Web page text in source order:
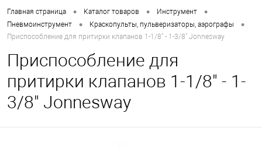
Главная страница • Каталог товаров • Инструмент •
Пневмоинструмент • Краскопульты, пульверизаторы, аэрографы •
Приспособление для притирки клапанов 1-1/8" - 1-3/8" Jonnesway
Приспособление для
притирки клапанов 1-1/8" - 1-
3/8" Jonnesway